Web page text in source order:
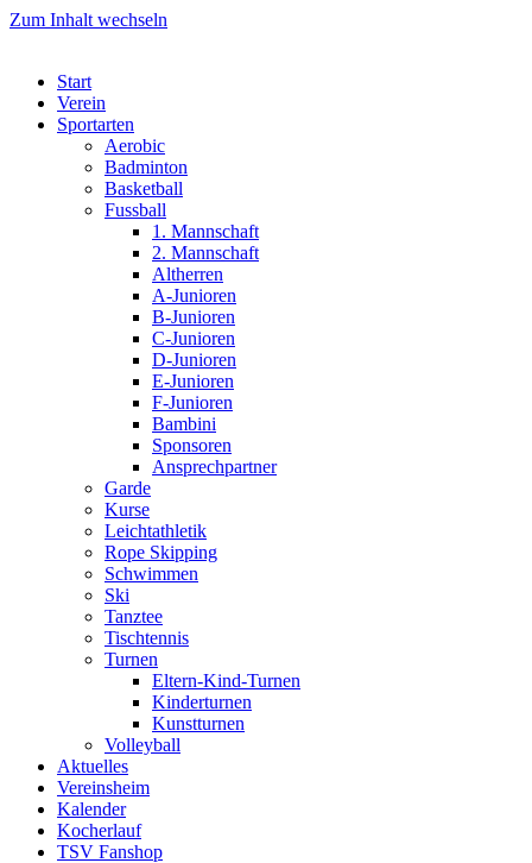
Zum Inhalt wechseln
Start
Verein
Sportarten
Aerobic
Badminton
Basketball
Fussball
1. Mannschaft
2. Mannschaft
Altherren
A-Junioren
B-Junioren
C-Junioren
D-Junioren
E-Junioren
F-Junioren
Bambini
Sponsoren
Ansprechpartner
Garde
Kurse
Leichtathletik
Rope Skipping
Schwimmen
Ski
Tanztee
Tischtennis
Turnen
Eltern-Kind-Turnen
Kinderturnen
Kunstturnen
Volleyball
Aktuelles
Vereinsheim
Kalender
Kocherlauf
TSV Fanshop